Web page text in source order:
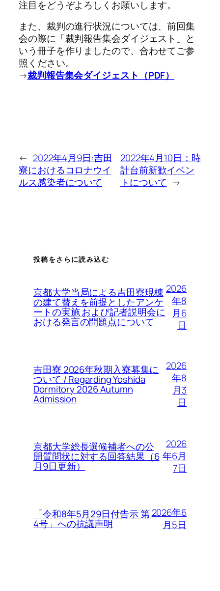
注目をどうぞよろしくお願いします。
また、裁判の進行状況については、前回集
会の際に「裁判報告集会ダイジェスト」と
いう冊子を作りましたので、合わせてご参
照ください。
→裁判報告集会ダイジェスト（PDF）
← 2022年4月9日:吉田
寮におけるコロナウイ
ルス感染者について
2022年4月10日：時
計台前新歓イベン
トについて →
投稿をさらに読み込む
京都大学当局による吉田寮現棟
の建て替えを前提としたアンケ
ートの実施 および記者説明会に
おける発言の問題点について
2026
年8
月6
日
吉田寮 2026年秋期入寮募集に
ついて / Regarding Yoshida
Dormitory 2026 Autumn
Admission
2026
年8
月3
日
京都大学総長選候補者への公
開質問状に対する回答結果（6
月9日更新）
2026
年6月
7日
「令和8年5月29日付告示 第
4号」への抗議声明
2026年6
月5日